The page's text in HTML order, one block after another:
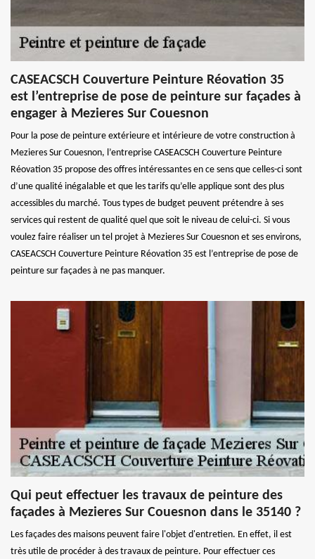
CASEACSCH Couverture Peinture Réovation 35
est l’entreprise de pose de peinture sur façades à
engager à Mezieres Sur Couesnon
Pour la pose de peinture extérieure et intérieure de votre construction à
Mezieres Sur Couesnon, l’entreprise CASEACSCH Couverture Peinture
Réovation 35 propose des offres intéressantes en ce sens que celles-ci sont
d’une qualité inégalable et que les tarifs qu’elle applique sont des plus
accessibles du marché. Tous types de budget peuvent prétendre à ses
services qui restent de qualité quel que soit le niveau de celui-ci. Si vous
voulez faire réaliser un tel projet à Mezieres Sur Couesnon et ses environs,
CASEACSCH Couverture Peinture Réovation 35 est l’entreprise de pose de
peinture sur façades à ne pas manquer.
Qui peut effectuer les travaux de peinture des
façades à Mezieres Sur Couesnon dans le 35140 ?
Les façades des maisons peuvent faire l'objet d'entretien. En effet, il est
très utile de procéder à des travaux de peinture. Pour effectuer ces